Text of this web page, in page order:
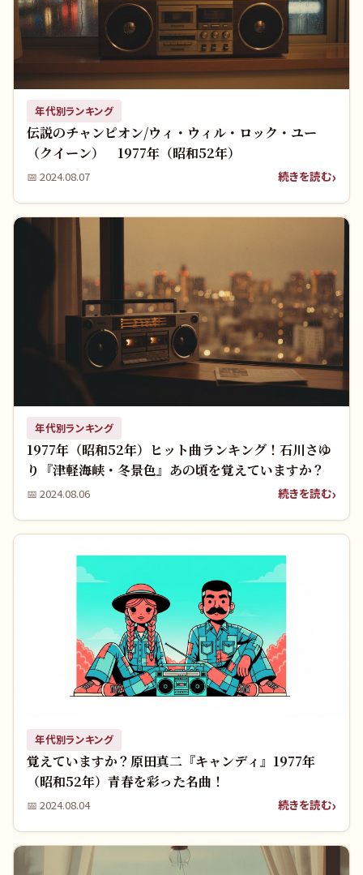
年代別ランキング
伝説のチャンピオン/ウィ・ウィル・ロック・ユー
（クイーン） 1977年（昭和52年）
📅 2024.08.07 続きを読む
年代別ランキング
1977年（昭和52年）ヒット曲ランキング！石川さゆ
り『津軽海峡・冬景色』あの頃を覚えていますか？
📅 2024.08.06 続きを読む
年代別ランキング
覚えていますか？原田真二『キャンディ』1977年
（昭和52年）青春を彩った名曲！
📅 2024.08.04 続きを読む